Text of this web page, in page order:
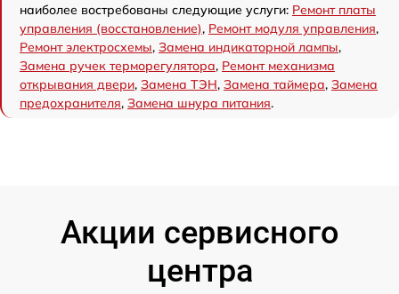
наиболее востребованы следующие услуги: Ремонт платы
управления (восстановление), Ремонт модуля управления,
Ремонт электросхемы, Замена индикаторной лампы,
Замена ручек терморегулятора, Ремонт механизма
открывания двери, Замена ТЭН, Замена таймера, Замена
предохранителя, Замена шнура питания.
Акции сервисного
центра